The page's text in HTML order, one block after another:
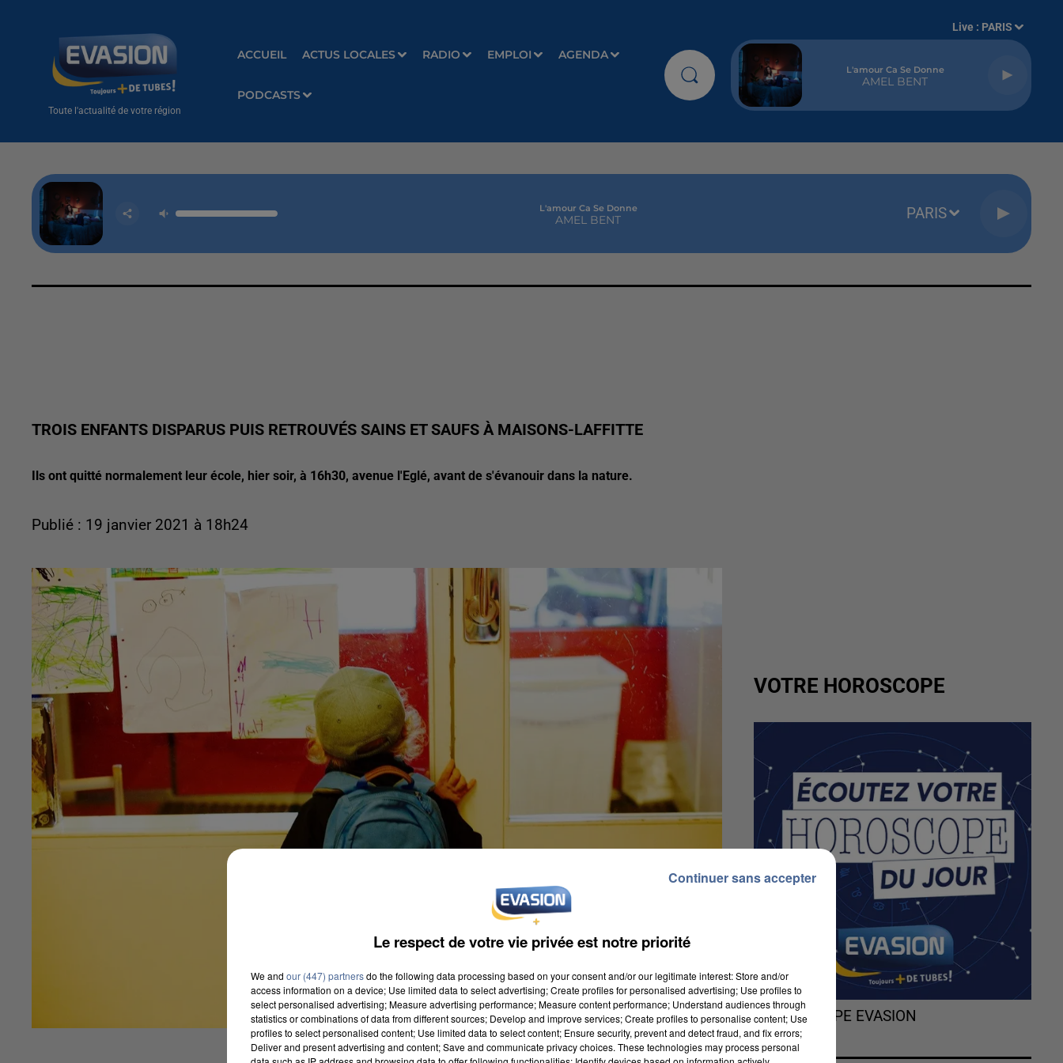
Toute l'actualité de votre région
ACCUEIL ACTUS LOCALES RADIO EMPLOI AGENDA
PODCASTS
Live : PARIS
L'amour Ca Se Donne
AMEL BENT
L'amour Ca Se Donne
AMEL BENT PARIS
TROIS ENFANTS DISPARUS PUIS RETROUVÉS SAINS ET SAUFS À MAISONS-LAFFITTE
Ils ont quitté normalement leur école, hier soir, à 16h30, avenue l'Eglé, avant de s'évanouir dans la nature.
Publié : 19 janvier 2021 à 18h24
VOTRE HOROSCOPE
L'HOROSCOPE EVASION
Le respect de votre vie privée est notre priorité
We and our (447) partnersdo the following data processing based on your consent and/or our legitimate interest: Store and/or
access information on a device; Use limited data to select advertising; Create profiles for personalised advertising; Use profiles to
select personalised advertising; Measure advertising performance; Measure content performance; Understand audiences through
statistics or combinations of data from different sources; Develop and improve services; Create profiles to personalise content; Use
profiles to select personalised content; Use limited data to select content; Ensure security, prevent and detect fraud, and fix errors;
Deliver and present advertising and content; Save and communicate privacy choices. These technologies may process personal
Continuer sans accepter